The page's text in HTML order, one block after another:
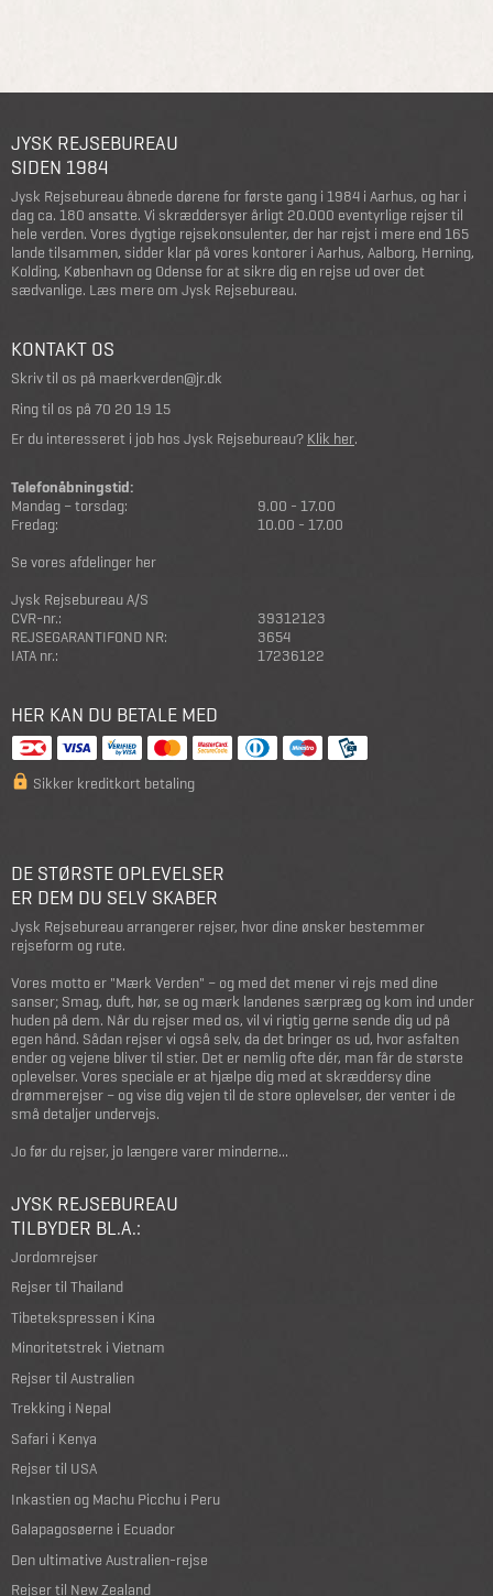
JYSK REJSEBUREAU
SIDEN 1984
Jysk Rejsebureau åbnede dørene for første gang i 1984 i Aarhus, og har i
dag ca. 180 ansatte. Vi skræddersyer årligt 20.000 eventyrlige rejser til
hele verden. Vores dygtige rejsekonsulenter, der har rejst i mere end 165
lande tilsammen, sidder klar på vores kontorer i Aarhus, Aalborg, Herning,
Kolding, København og Odense for at sikre dig en rejse ud over det
sædvanlige. Læs mere om Jysk Rejsebureau.
KONTAKT OS
Skriv til os på maerkverden@jr.dk
Ring til os på 70 20 19 15
Er du interesseret i job hos Jysk Rejsebureau? Klik her.
Telefonåbningstid:
Mandag – torsdag:
9.00 - 17.00
Fredag:
10.00 - 17.00
Se vores afdelinger her
Jysk Rejsebureau A/S
CVR-nr.:
39312123
REJSEGARANTIFOND NR:
3654
IATA nr.:
17236122
HER KAN DU BETALE MED
Sikker kreditkort betaling
DE STØRSTE OPLEVELSER
ER DEM DU SELV SKABER
Jysk Rejsebureau arrangerer rejser, hvor dine ønsker bestemmer
rejseform og rute.
Vores motto er "Mærk Verden" – og med det mener vi rejs med dine
sanser; Smag, duft, hør, se og mærk landenes særpræg og kom ind under
huden på dem. Når du rejser med os, vil vi rigtig gerne sende dig ud på
egen hånd. Sådan rejser vi også selv, da det bringer os ud, hvor asfalten
ender og vejene bliver til stier. Det er nemlig ofte dér, man får de største
oplevelser. Vores speciale er at hjælpe dig med at skræddersy dine
drømmerejser – og vise dig vejen til de store oplevelser, der venter i de
små detaljer undervejs.
Jo før du rejser, jo længere varer minderne...
JYSK REJSEBUREAU
TILBYDER BL.A.:
Jordomrejser
Rejser til Thailand
Tibetekspressen i Kina
Minoritetstrek i Vietnam
Rejser til Australien
Trekking i Nepal
Safari i Kenya
Rejser til USA
Inkastien og Machu Picchu i Peru
Galapagosøerne i Ecuador
Den ultimative Australien-rejse
Rejser til New Zealand